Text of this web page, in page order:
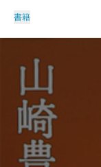
書籍